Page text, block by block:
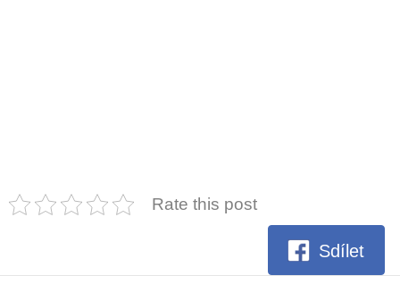
Rate this post
Sdílet